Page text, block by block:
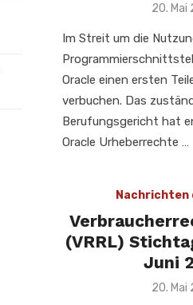
20. Mai
Im Streit um die
Oracle einen ersten
verbuchen. Das
Berufungsgericht hat
Oracle Urheberrechte …
Nachrichten
(VRRL)
Juni
20. Mai